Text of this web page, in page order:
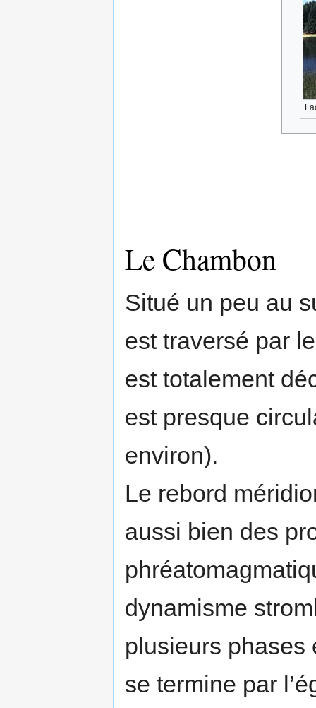
Le Chambon
Situé un peu au
est traversé par
est totalement
est presque
environ).
Le rebord
aussi bien des
dynamisme
plusieurs phases
se termine par